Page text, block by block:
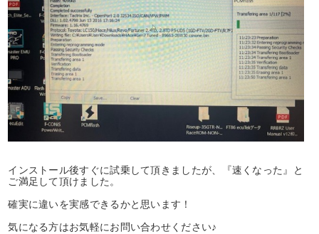
インストール後すぐに試乗して頂きましたが、『速くなった』と
ご満足して頂けました。
確実に違いを実感できるかと思います！
気になる方はお気軽にお問い合わせください♪